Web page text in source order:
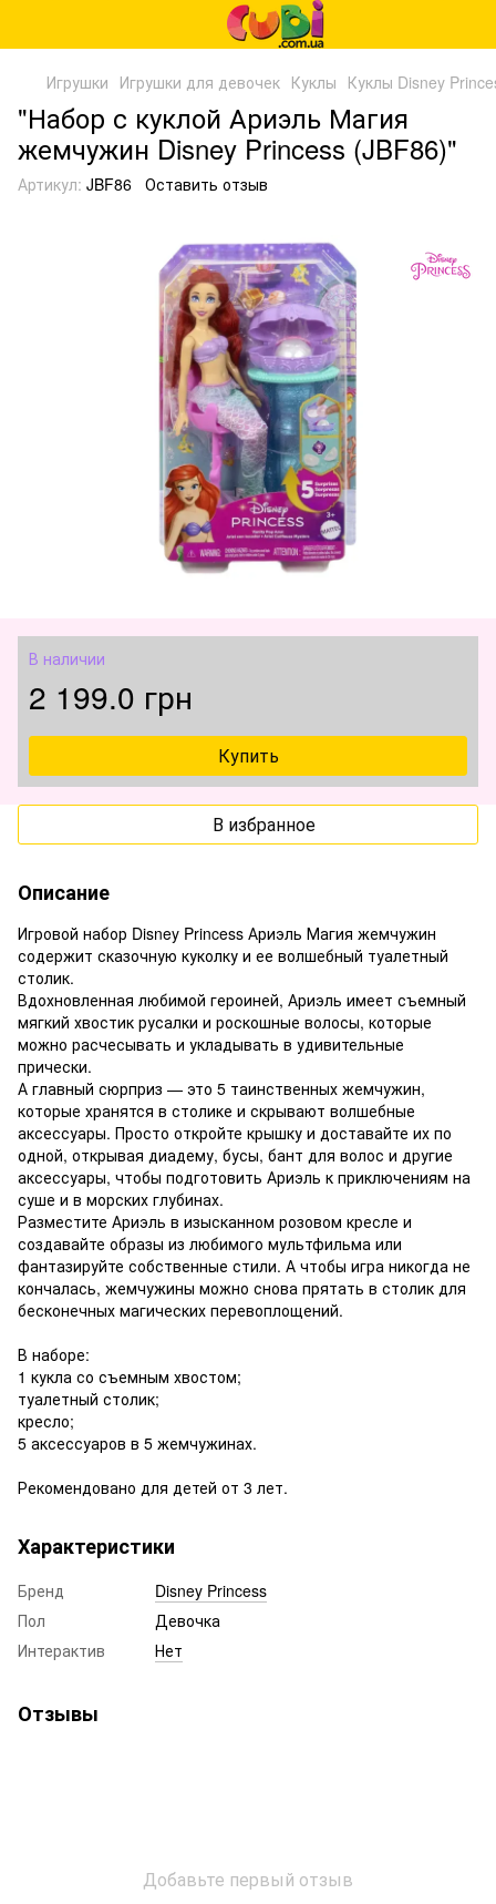
Игрушки Игрушки для девочек Куклы Куклы Disney
"Набор с куклой Ариэль Магия
жемчужин Disney Princess (JBF86)"
Артикул: JBF86 Оставить отзыв
В наличии
2 199.0 грн
Купить
В избранное
Описание
Игровой набор Disney Princess Ариэль Магия жемчужин
содержит сказочную куколку и ее волшебный туалетный
столик.
Вдохновленная любимой героиней, Ариэль имеет съемный
мягкий хвостик русалки и роскошные волосы, которые
можно расчесывать и укладывать в удивительные
прически.
А главный сюрприз — это 5 таинственных жемчужин,
которые хранятся в столике и скрывают волшебные
аксессуары. Просто откройте крышку и доставайте их по
одной, открывая диадему, бусы, бант для волос и другие
аксессуары, чтобы подготовить Ариэль к приключениям на
суше и в морских глубинах.
Разместите Ариэль в изысканном розовом кресле и
создавайте образы из любимого мультфильма или
фантазируйте собственные стили. А чтобы игра никогда не
кончалась, жемчужины можно снова прятать в столик для
бесконечных магических перевоплощений.
В наборе:
1 кукла со съемным хвостом;
туалетный столик;
кресло;
5 аксессуаров в 5 жемчужинах.
Рекомендовано для детей от 3 лет.
Характеристики
Бренд
Disney Princess
Пол
Девочка
Интерактив
Нет
Отзывы
Добавьте первый отзыв